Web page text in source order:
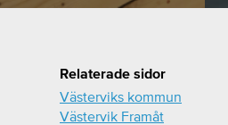
Relaterade sidor
Västerviks kommun
Västervik Framåt